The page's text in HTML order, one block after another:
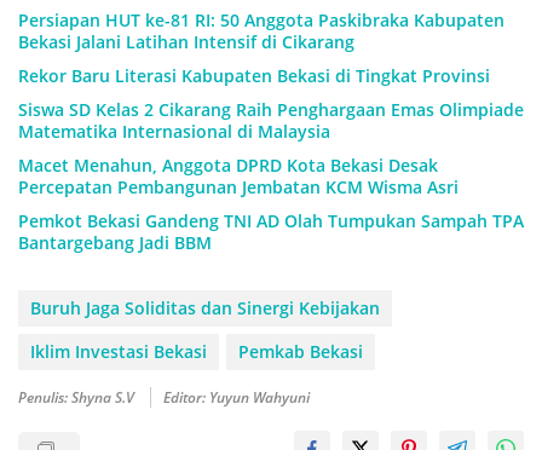
Persiapan HUT ke-81 RI: 50 Anggota Paskibraka Kabupaten
Bekasi Jalani Latihan Intensif di Cikarang
Rekor Baru Literasi Kabupaten Bekasi di Tingkat Provinsi
Siswa SD Kelas 2 Cikarang Raih Penghargaan Emas Olimpiade
Matematika Internasional di Malaysia
Macet Menahun, Anggota DPRD Kota Bekasi Desak
Percepatan Pembangunan Jembatan KCM Wisma Asri
Pemkot Bekasi Gandeng TNI AD Olah Tumpukan Sampah TPA
Bantargebang Jadi BBM
Buruh Jaga Soliditas dan Sinergi Kebijakan
Iklim Investasi Bekasi
Pemkab Bekasi
Penulis: Shyna S.V Editor: Yuyun Wahyuni